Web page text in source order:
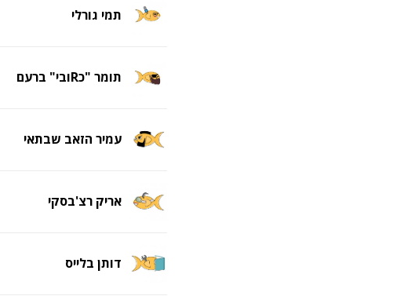
תמי גורלי
תומר "כRובי" ברעם
עמיר הזאב שבתאי
אריק רצ'בסקי
דותן בלייס